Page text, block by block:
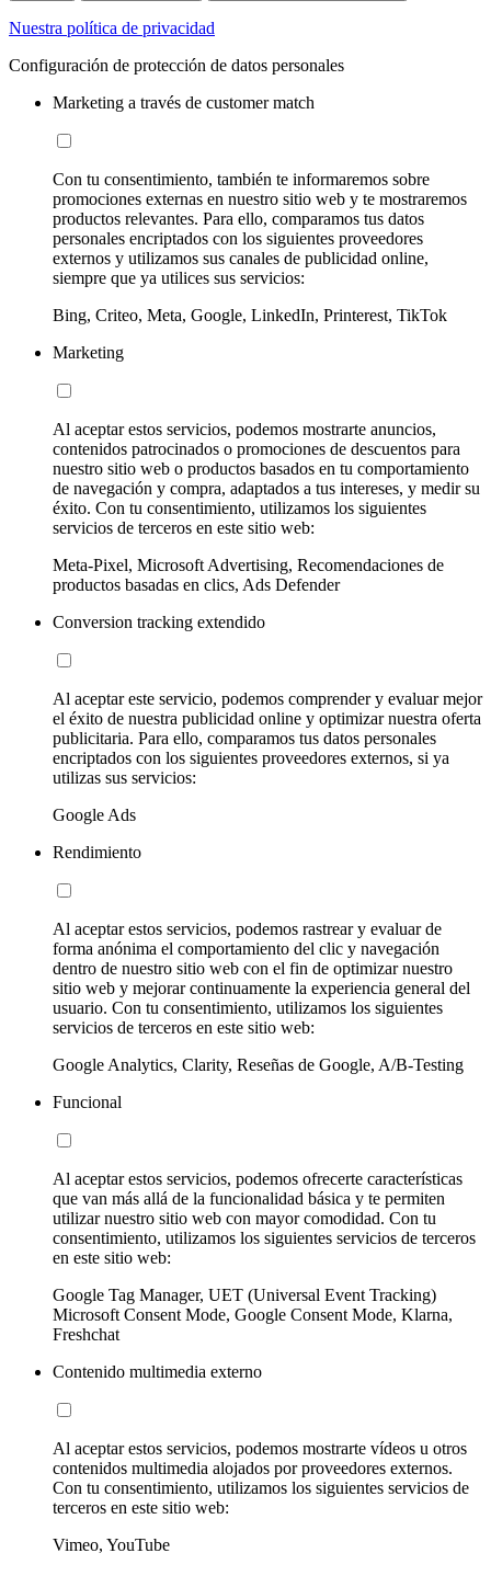
Nuestra política de privacidad
Configuración de protección de datos personales
Marketing a través de customer match
Con tu consentimiento, también te informaremos sobre
promociones externas en nuestro sitio web y te mostraremos
productos relevantes. Para ello, comparamos tus datos
personales encriptados con los siguientes proveedores
externos y utilizamos sus canales de publicidad online,
siempre que ya utilices sus servicios:
Bing, Criteo, Meta, Google, LinkedIn, Printerest, TikTok
Marketing
Al aceptar estos servicios, podemos mostrarte anuncios,
contenidos patrocinados o promociones de descuentos para
nuestro sitio web o productos basados en tu comportamiento
de navegación y compra, adaptados a tus intereses, y medir su
éxito. Con tu consentimiento, utilizamos los siguientes
servicios de terceros en este sitio web:
Meta-Pixel, Microsoft Advertising, Recomendaciones de
productos basadas en clics, Ads Defender
Conversion tracking extendido
Al aceptar este servicio, podemos comprender y evaluar mejor
el éxito de nuestra publicidad online y optimizar nuestra oferta
publicitaria. Para ello, comparamos tus datos personales
encriptados con los siguientes proveedores externos, si ya
utilizas sus servicios:
Google Ads
Rendimiento
Al aceptar estos servicios, podemos rastrear y evaluar de
forma anónima el comportamiento del clic y navegación
dentro de nuestro sitio web con el fin de optimizar nuestro
sitio web y mejorar continuamente la experiencia general del
usuario. Con tu consentimiento, utilizamos los siguientes
servicios de terceros en este sitio web:
Google Analytics, Clarity, Reseñas de Google, A/B-Testing
Funcional
Al aceptar estos servicios, podemos ofrecerte características
que van más allá de la funcionalidad básica y te permiten
utilizar nuestro sitio web con mayor comodidad. Con tu
consentimiento, utilizamos los siguientes servicios de terceros
en este sitio web:
Google Tag Manager, UET (Universal Event Tracking)
Microsoft Consent Mode, Google Consent Mode, Klarna,
Freshchat
Contenido multimedia externo
Al aceptar estos servicios, podemos mostrarte vídeos u otros
contenidos multimedia alojados por proveedores externos.
Con tu consentimiento, utilizamos los siguientes servicios de
terceros en este sitio web:
Vimeo, YouTube